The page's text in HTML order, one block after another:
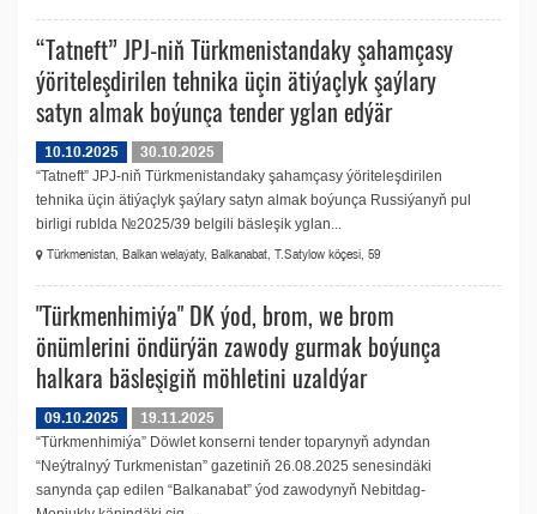
“Tatneft” JPJ-niň Türkmenistandaky şahamçasy
ýöriteleşdirilen tehnika üçin ätiýaçlyk şaýlary
satyn almak boýunça tender yglan edýär
10.10.2025
30.10.2025
“Tatneft” JPJ-niň Türkmenistandaky şahamçasy ýöriteleşdirilen
tehnika üçin ätiýaçlyk şaýlary satyn almak boýunça Russiýanyň pul
birligi rublda №2025/39 belgili bäsleşik yglan...
Türkmenistan, Balkan welaýaty, Balkanabat, T.Satylow köçesi, 59
"Türkmenhimiýa" DK ýod, brom, we brom
önümlerini öndürýän zawody gurmak boýunça
halkara bäsleşigiň möhletini uzaldýar
09.10.2025
19.11.2025
“Türkmenhimiýa” Döwlet konserni tender toparynyň adyndan
“Neýtralnyý Turkmenistan” gazetiniň 26.08.2025 senesindäki
sanynda çap edilen “Balkanabat” ýod zawodynyň Nebitdag-